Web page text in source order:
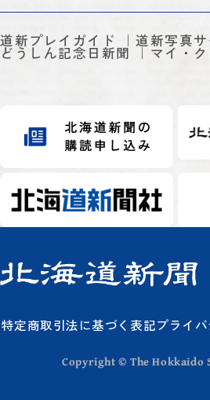
道新プレイガイド 道新写真
どうしん記念日新聞 マイ・
特定商取引法に基づく表記プライ
Copyright © The Hokkaido